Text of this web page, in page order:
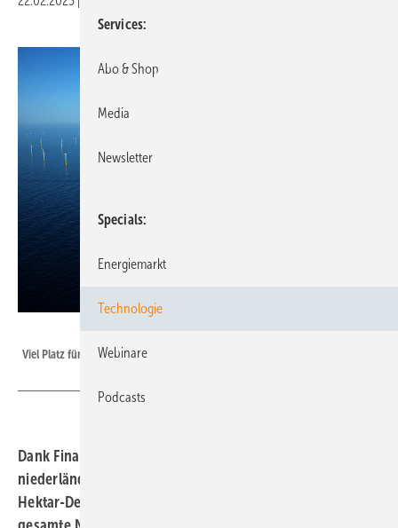
Viel Platz für Algenfarmen?
Dank Finanzspritze von Amazon: Vor der
niederländischen Küste baut North Sea Farmers eine 10-
Hektar-Demonstrationsfarm, die als Blaupause für die
Services
Abo & Shop
Media
Newsletter
Specials
Energiemarkt
Technologie
Webinare
Podcasts